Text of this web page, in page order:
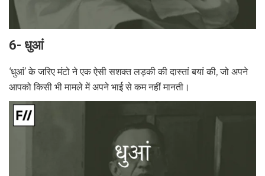
6- धुआं
‘धुआं’ के जरिए मंटो ने एक ऐसी सशक्त लड़की की दास्तां बयां की, जो अपने
आपको किसी भी मामले में अपने भाई से कम नहीं मानती।